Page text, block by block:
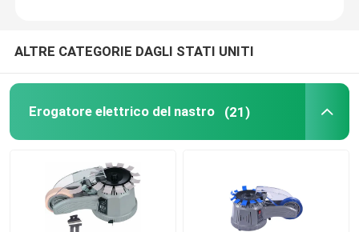
ALTRE CATEGORIE DAGLI STATI UNITI
Erogatore elettrico del nastro (21)